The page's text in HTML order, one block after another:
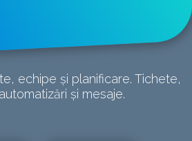
echipe și planificare. Tichete,
și mesaje.